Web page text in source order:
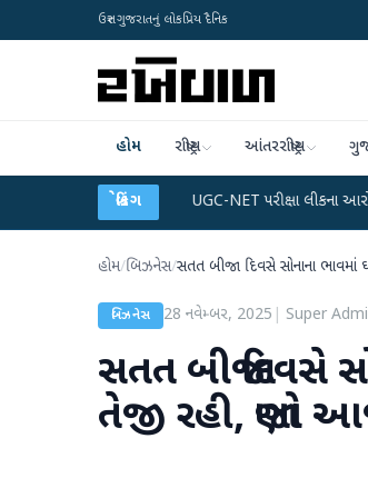
ઉત્તર ગુજરાતનું લોકપ્રિય દૈનિક
હોમ રાષ્ટ્રીય આંતરરાષ્ટ્રીય
બ્રેકિંગ
UGC-NET પરીક્ષા લીકના આરોપો પર રાહુલ
હોમ/બિઝનેસ/સતત બીજા દિવસે સોનાના
બિઝનેસ 28 નવેમ્બર, 2025 Super
સતત બીજા દિવસે
તેજી રહી, જાણો